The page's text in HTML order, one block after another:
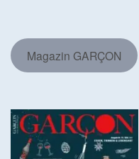
Magazin GARÇON